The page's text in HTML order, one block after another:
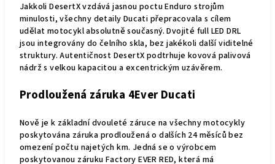
Jakkoli DesertX vzdává jasnou poctu Enduro strojům
minulosti, všechny detaily Ducati přepracovala s cílem
udělat motocykl absolutně současný. Dvojité full LED DRL
jsou integrovány do čelního skla, bez jakékoli další viditelné
struktury. Autentičnost DesertX podtrhuje kovová palivová
nádrž s velkou kapacitou a excentrickým uzávěrem.
Prodloužená záruka 4Ever Ducati
Nově je k základní dvouleté záruce na všechny motocykly
poskytována záruka prodloužená o dalších 24 měsíců bez
omezení počtu najetých km. Jedná se o výrobcem
poskytovanou záruku Factory EVER RED, která má